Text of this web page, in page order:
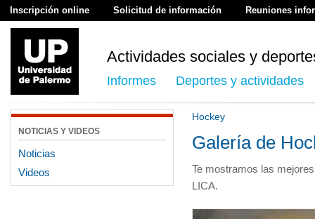
Inscripción online Solicitud de información Reuniones
Actividades sociales y
Informes Deportes y actividades
NOTICIAS Y VIDEOS
Noticias
Videos
Hockey
Galería de
Te mostramos las
LICA.